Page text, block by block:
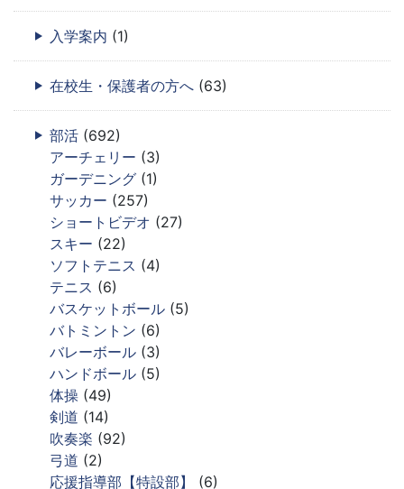
入学案内 (1)
在校生・保護者の方へ (63)
部活 (692)
アーチェリー (3)
ガーデニング (1)
サッカー (257)
ショートビデオ (27)
スキー (22)
ソフトテニス (4)
テニス (6)
バスケットボール (5)
バトミントン (6)
バレーボール (3)
ハンドボール (5)
体操 (49)
剣道 (14)
吹奏楽 (92)
弓道 (2)
応援指導部【特設部】
(6)